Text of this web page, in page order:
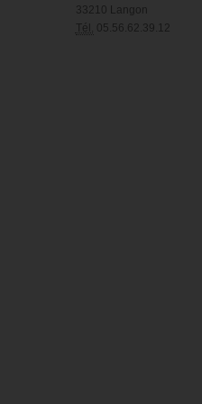
33210 Langon
Tél. 05.56.62.39.12